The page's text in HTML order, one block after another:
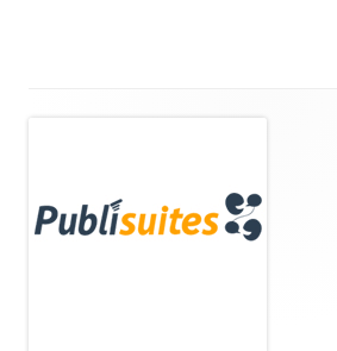
lateral
principal